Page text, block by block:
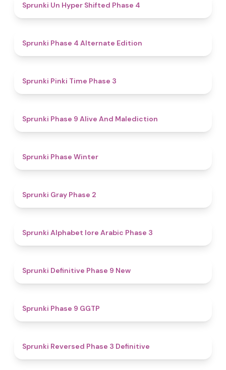
Sprunki Un Hyper Shifted Phase 4
Sprunki Phase 4 Alternate Edition
Sprunki Pinki Time Phase 3
Sprunki Phase 9 Alive And Malediction
Sprunki Phase Winter
Sprunki Gray Phase 2
Sprunki Alphabet lore Arabic Phase 3
Sprunki Definitive Phase 9 New
Sprunki Phase 9 GGTP
Sprunki Reversed Phase 3 Definitive